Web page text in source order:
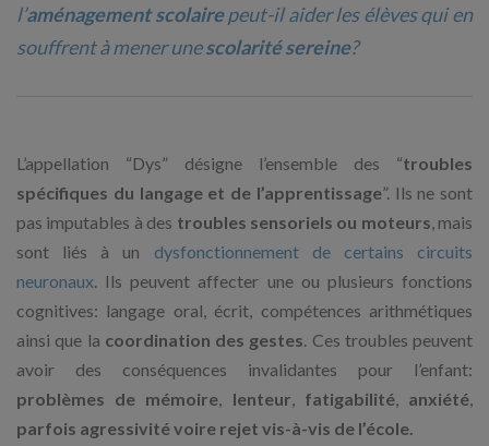
l’aménagement scolairepeut-il aider les élèves qui en
souffrent à mener unescolarité sereine?
L’appellation “Dys” désigne l’ensemble des “troubles
spécifiques du langage et de l’apprentissage”. Ils ne sont
pas imputables à des troubles sensoriels ou moteurs, mais
sont liés à un dysfonctionnement de certains circuits
neuronaux. Ils peuvent affecter une ou plusieurs fonctions
cognitives: langage oral, écrit, compétences arithmétiques
ainsi que la coordination des gestes. Ces troubles peuvent
avoir des conséquences invalidantes pour l’enfant:
problèmes de mémoire, lenteur, fatigabilité, anxiété,
parfois agressivité voire rejet vis-à-vis de l’école.